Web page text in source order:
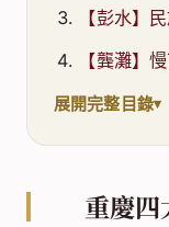
【彭水】
【龔灘】
展開完整目錄
重慶